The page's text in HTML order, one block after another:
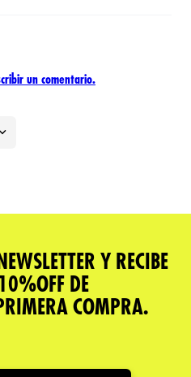
un comentario.
Y RECIBE
DE
COMPRA.